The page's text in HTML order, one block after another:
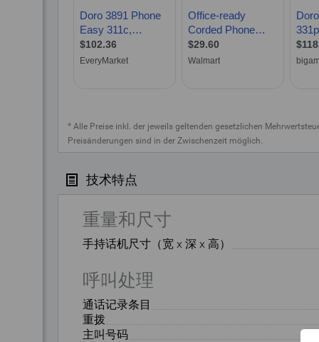
* Alle Preise inkl. der jeweils geltenden gesetzlichen
Preisänderungen sind in der Zwischenzeit möglich.
技术特点
重量和尺寸
手持话机尺寸（宽 x 深 x 高）
呼叫处理
通话记录条目
重拨
主叫号码